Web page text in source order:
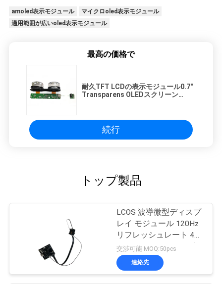
amoled表示モジュール
マイクロoled表示モジュール
適用範囲が広いoled表示モジュール
最高の価格で
耐久TFT LCDの表示モジュール0.7"
Transparens OLEDスクリーン
続行
トップ製品
LCOS 波導微型ディスプ
レイ モジュール 120Hz
リフレッシュレート 40°
FOV 1920x1080 解像度
交渉可能 MOQ:50pcs
連絡先